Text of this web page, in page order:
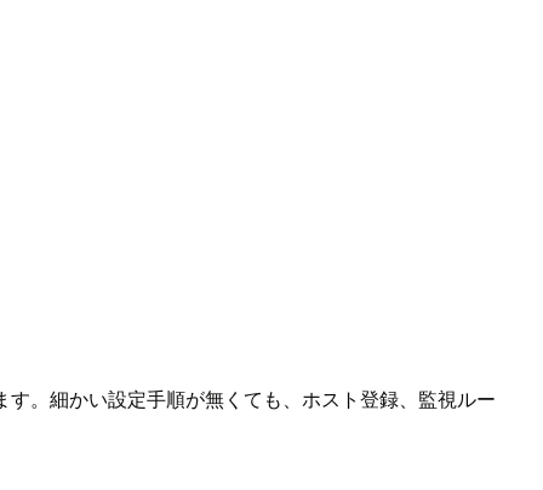
。細かい設定手順が無くても、ホスト登録、監視ルー